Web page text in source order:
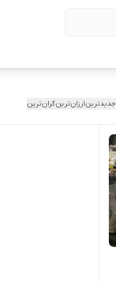
جدیدترینارزان‌ترینگران‌ترین